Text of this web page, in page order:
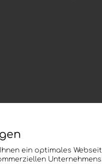
ein optimales